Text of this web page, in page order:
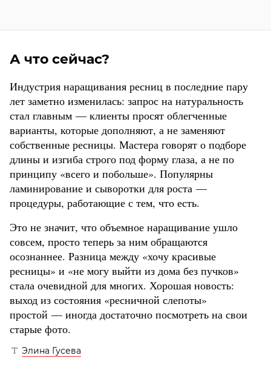
А что сейчас?
Индустрия наращивания ресниц в последние пару
лет заметно изменилась: запрос на натуральность
стал главным — клиенты просят облегченные
варианты, которые дополняют, а не заменяют
собственные ресницы. Мастера говорят о подборе
длины и изгиба строго под форму глаза, а не по
принципу «всего и побольше». Популярны
ламинирование и сыворотки для роста —
процедуры, работающие с тем, что есть.
Это не значит, что объемное наращивание ушло
совсем, просто теперь за ним обращаются
осознаннее. Разница между «хочу красивые
ресницы» и «не могу выйти из дома без пучков»
стала очевидной для многих. Хорошая новость:
выход из состояния «ресничной слепоты»
простой — иногда достаточно посмотреть на свои
старые фото.
Элина Гусева